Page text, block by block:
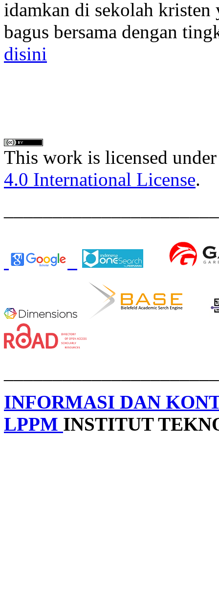
idamkan di sekolah
bagus bersama dengan
disini
This work is licensed
4.0 International License.
INFORMASI DAN
LPPM INSTITUT